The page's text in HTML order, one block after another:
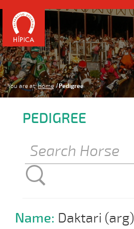
You are at: Home Pedigree
PEDIGREE
Name: Daktari (arg)